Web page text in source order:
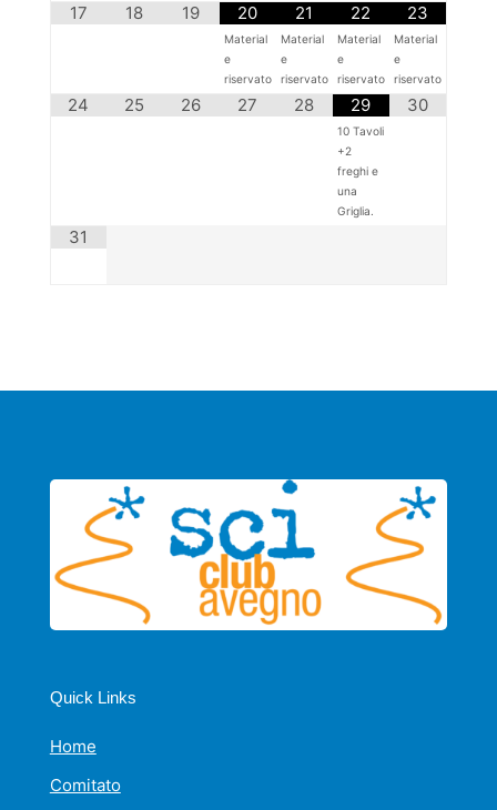
17 18 19 20
Material
e
riservato
21
Material
e
riservato
22
Material
e
riservato
23
Material
e
riservato
24 25 26 27 28 29
10 Tavoli
+2
freghi e
una
Griglia.
30
31
Quick Links
Home
Comitato